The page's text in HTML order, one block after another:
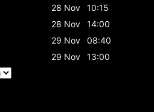
28 Nov
10:15
28 Nov
14:00
29 Nov
08:40
29 Nov
13:00